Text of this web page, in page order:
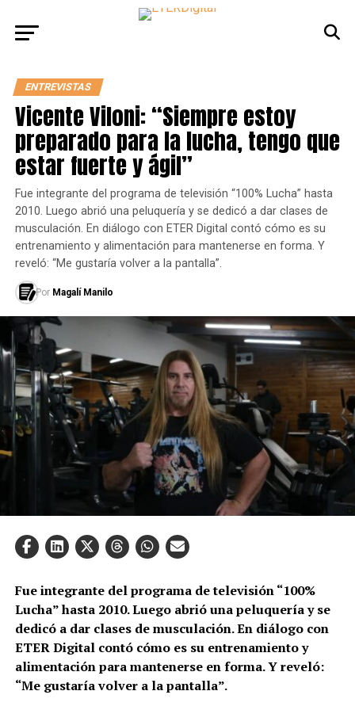
ENTREVISTAS
Vicente Viloni: “Siempre estoy
preparado para la lucha, tengo que
estar fuerte y ágil”
Fue integrante del programa de televisión “100% Lucha” hasta
2010. Luego abrió una peluquería y se dedicó a dar clases de
musculación. En diálogo con ETER Digital contó cómo es su
entrenamiento y alimentación para mantenerse en forma. Y
reveló: “Me gustaría volver a la pantalla”.
Por Magalí Manilo
Fue integrante del programa de televisión “100%
Lucha” hasta 2010. Luego abrió una peluquería y se
dedicó a dar clases de musculación. En diálogo con
ETER Digital contó cómo es su entrenamiento y
alimentación para mantenerse en forma. Y reveló:
“Me gustaría volver a la pantalla”.